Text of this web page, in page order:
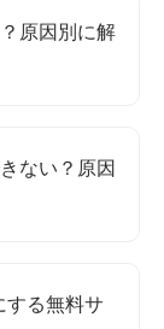
原因別に解
ない？原因
する無料サ